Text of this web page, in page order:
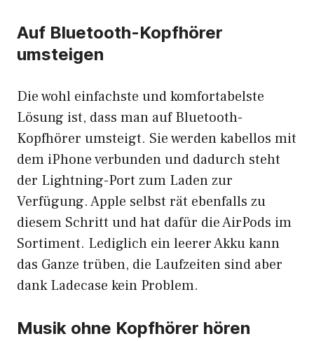
Auf Bluetooth-Kopfhörer
umsteigen
Die wohl einfachste und komfortabelste
Lösung ist, dass man auf Bluetooth-
Kopfhörer umsteigt. Sie werden kabellos mit
dem iPhone verbunden und dadurch steht
der Lightning-Port zum Laden zur
Verfügung. Apple selbst rät ebenfalls zu
diesem Schritt und hat dafür die AirPods im
Sortiment. Lediglich ein leerer Akku kann
das Ganze trüben, die Laufzeiten sind aber
dank Ladecase kein Problem.
Musik ohne Kopfhörer hören